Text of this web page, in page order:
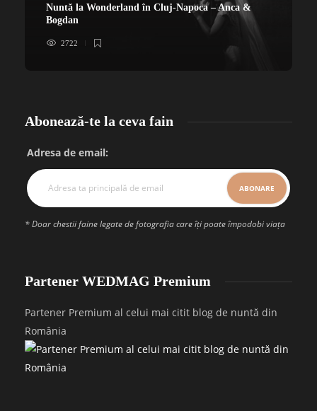
Nuntă la Wonderland în Cluj-Napoca – Anca &
Bogdan
2722
Abonează-te la ceva fain
Adresa de email:
* Doar chestii faine legate de fotografia care îți poate împodobi viața
Partener WEDMAG Premium
Partener Premium al celui mai citit blog de nuntă din
România